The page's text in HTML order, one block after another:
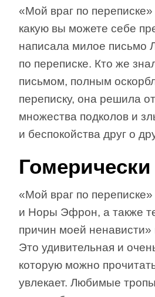
«Мой враг по
какую вы можете себе
написала милое письмо
по переписке. Кто же
письмом, полным
переписку, она решила
множества подколов и
и беспокойства друг о
«Мой враг по
и Норы Эфрон, а также
причин моей ненависти»
Это удивительная и
которую можно
увлекает. Любимые